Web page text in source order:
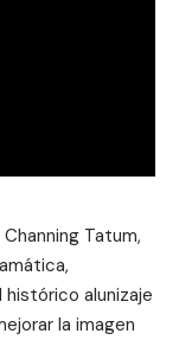
Tatum,
alunizaje
la imagen